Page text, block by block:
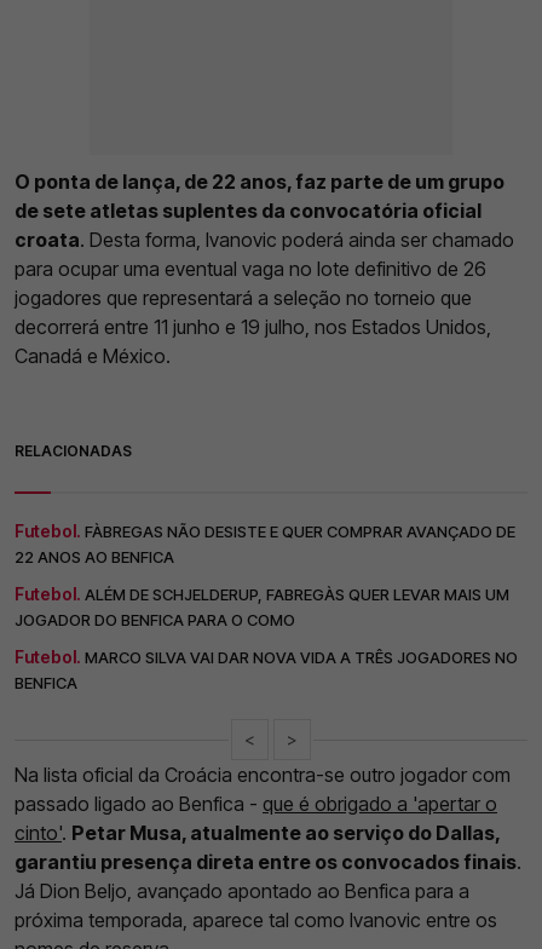
O ponta de lança, de 22 anos, faz parte de um grupo
de sete atletas suplentes da convocatória oficial
croata. Desta forma, Ivanovic poderá ainda ser chamado
para ocupar uma eventual vaga no lote definitivo de 26
jogadores que representará a seleção no torneio que
decorrerá entre 11 junho e 19 julho, nos Estados Unidos,
Canadá e México.
RELACIONADAS
Futebol. FÀBREGAS NÃO DESISTE E QUER COMPRAR AVANÇADO DE
22 ANOS AO BENFICA
Futebol. ALÉM DE SCHJELDERUP, FABREGÀS QUER LEVAR MAIS UM
JOGADOR DO BENFICA PARA O COMO
Futebol. MARCO SILVA VAI DAR NOVA VIDA A TRÊS JOGADORES NO
BENFICA
< >
Na lista oficial da Croácia encontra-se outro jogador com
passado ligado ao Benfica - que é obrigado a 'apertar o
cinto'. Petar Musa, atualmente ao serviço do Dallas,
garantiu presença direta entre os convocados finais.
Já Dion Beljo, avançado apontado ao Benfica para a
próxima temporada, aparece tal como Ivanovic entre os